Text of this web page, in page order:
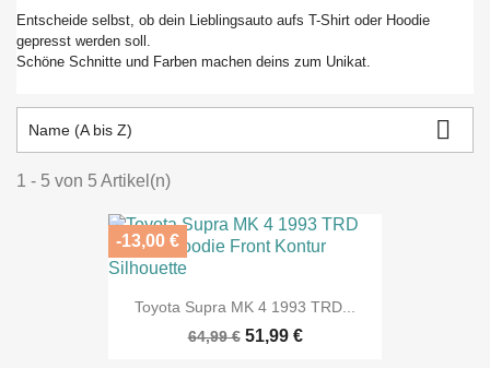
Entscheide selbst, ob dein Lieblingsauto aufs T-Shirt oder Hoodie
gepresst werden soll.
Schöne Schnitte und Farben machen deins zum Unikat.
Name (A bis Z) 
1 - 5 von 5 Artikel(n)
Toyota Supra MK 4 1993 TRD...
64,99 € 51,99 €
-13,00 €